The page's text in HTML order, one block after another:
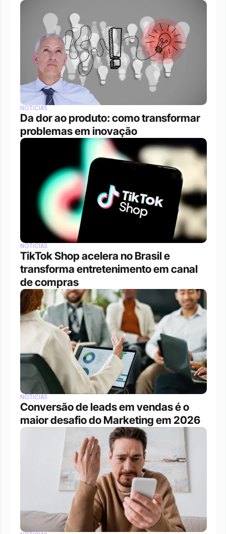
NOTÍCIAS
Da dor ao produto: como transformar
problemas em inovação
NOTÍCIAS
TikTok Shop acelera no Brasil e
transforma entretenimento em canal
de compras
NOTÍCIAS
Conversão de leads em vendas é o
maior desafio do Marketing em 2026